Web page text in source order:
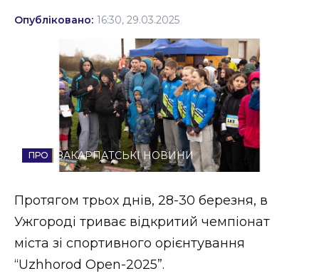
Події
Політика
Соціум
Спорт
Стиль життя
Втрачений Ужгород (відеоверсія)
Опубліковано: 16:30, 29.03.2025
ЗАКАРПАТСЬКІ НОВИНИ
Протягом трьох днів, 28-30 березня, в
Ужгороді триває відкритий чемпіонат
міста зі спортивного орієнтування
“Uzhhorod Open-2025”.